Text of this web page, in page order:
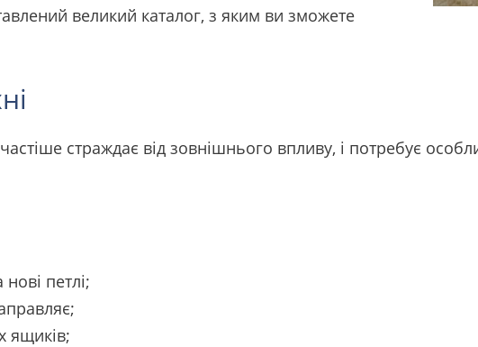
великий каталог, з яким ви зможете
страждає від зовнішнього впливу, і потребує
петлі;
ящиків;